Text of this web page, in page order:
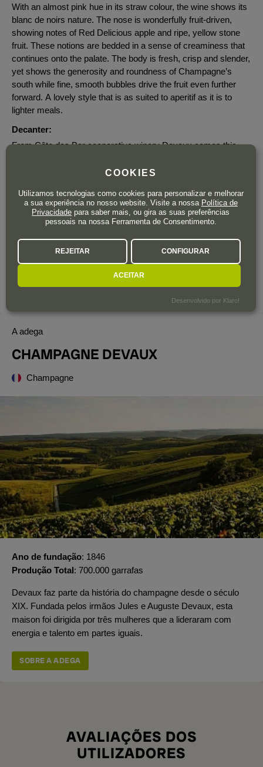
With an almost pink hue in its straw colour, the wine shows its
blanc de noirs nature. The nose is wonderfully fruit-driven,
showing notes of Red Delicious apple and ripe, yellow stone
fruit. These notions are bedded in a sense of creaminess that
continues onto the palate. The body is fresh, crisp and slender,
yet shows the generosity and roundness of Champagne’s
south while fine, smooth bubbles drive the fruit even further
forward. A lovely style that is as suited to aperitif as it is to
lighter meals.
Decanter:
From Côte des Bar cooperative winery Devaux comes this
with zippy crunchy crab apple, white blossom, lemon verbena,
the mouth and ebbs away into a light bitter finish. 6g/L.
James Suckling:
with salted butter, too. Crisp and bright with fine bubbles. Tangy
A adega
CHAMPAGNE DEVAUX
Champagne
Ano de fundação 1846
Produção Total 700.000 garrafas
Devaux faz parte da história do champagne desde o século
XIX. Fundada pelos irmãos Jules e Auguste Devaux, esta
maison foi dirigida por três mulheres que a lideraram com
energia e talento em partes iguais.
SOBRE A ADEGA
AVALIAÇÕES DOS
UTILIZADORES
COOKIES
Utilizamos tecnologias como cookies para personalizar e melhorar
a sua experiência no nosso website. Visite a nossa Política de
Privacidade para saber mais, ou gira as suas preferências
pessoais na nossa Ferramenta de Consentimento.
REJEITAR CONFIGURAR
ACEITAR
Desenvolvido por Klaro!